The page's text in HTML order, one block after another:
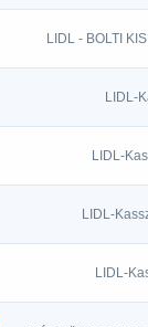
LIDL - BOLTI
LIDL-
LIDL-
LIDL-
LIDL-